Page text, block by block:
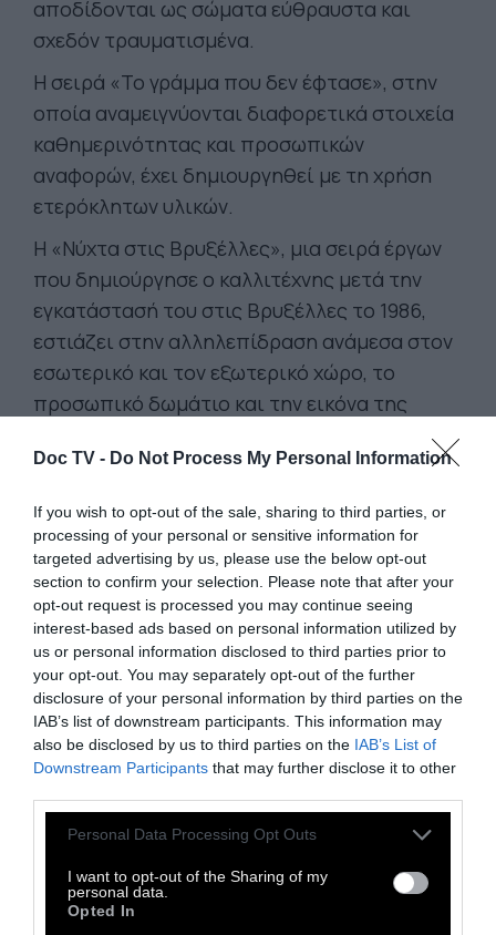
Doc TV - Do Not Process My Personal Information
If you wish to opt-out of the sale, sharing to third parties, or
processing of your personal or sensitive information for
targeted advertising by us, please use the below opt-out
section to confirm your selection. Please note that after your
opt-out request is processed you may continue seeing
interest-based ads based on personal information utilized by
us or personal information disclosed to third parties prior to
your opt-out. You may separately opt-out of the further
disclosure of your personal information by third parties on the
IAB’s list of downstream participants. This information may
also be disclosed by us to third parties on the IAB’s List of
Downstream Participants that may further disclose it to other
Personal Data Processing Opt Outs
I want to opt-out of the Sharing of my
personal data.
Opted In
αποδίδονται ως σώματα εύθραυστα και
σχεδόν τραυματισμένα.
Η σειρά «Το γράμμα που δεν έφτασε», στην
οποία αναμειγνύονται διαφορετικά στοιχεία
καθημερινότητας και προσωπικών
αναφορών, έχει δημιουργηθεί με τη χρήση
ετερόκλητων υλικών.
Η «Νύχτα στις Βρυξέλλες», μια σειρά έργων
που δημιούργησε ο καλλιτέχνης μετά την
εγκατάστασή του στις Βρυξέλλες το 1986,
εστιάζει στην αλληλεπίδραση ανάμεσα στον
εσωτερικό και τον εξωτερικό χώρο, το
προσωπικό δωμάτιο και την εικόνα της
πόλης έξω από τα παράθυρα, ενώ ο κύκλος
έργων του 1999 «Αναφορά στον Goya» είναι
συνδέει τις τραυματικές εικόνες του
παρελθόντος με τα σύγχρονα γεγονότα.
Ο «Χρησμός», από τα πλέον εμβληματικά
έργα του δημιουργού, ξεχωρίζει για τη
σύνθετη και πολυεπίπεδη μορφή του με μια
εξαιρετικά ευρεία θεματική η οποία
καλύπτει τον σύγχρονο και τον αρχαίο
πολιτισμό, ενώ οι αναφορές στην κλασική
έργων που αντλούν την έμπνευσή τους από
τις μεγάλες πυρκαγιές του 2007 στην Αρχαία
Ολυμπία και εξερευνούν τη σχέση ανάμεσα
στο ζωντανό παρόν και σε έναν κλασικό